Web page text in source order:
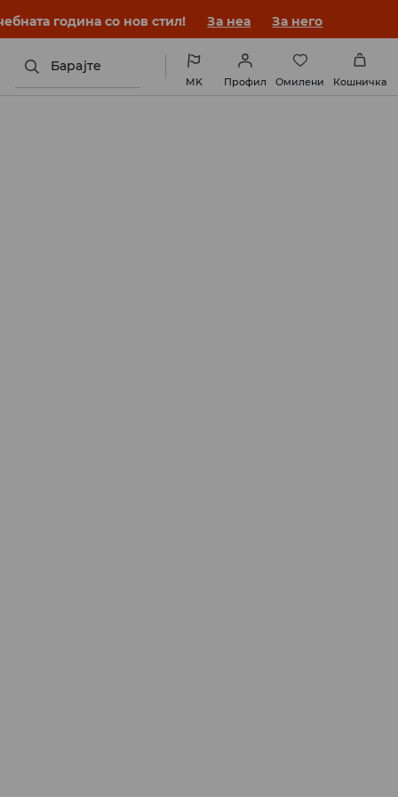
година со нов стил! За неа За него
Барајте
MK Профил Омилени Кошничка